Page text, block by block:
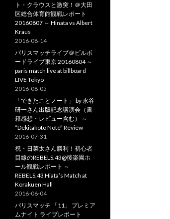
ト・クラウスと激突！＠大田
区総合体育館観戦レポート
20160807 ～ Hinata vs Albert
Kraus
2016-08-14
パリスマッチライブ＠ビルボ
ードライブ東京 20160804 ～
paris match live at billboard
LIVE Tokyo
2016-08-05
「できたことノート」 by 永谷
研一さん出版記念講演会（書
籍感想・レビュー含む） ～
“Dekitakoto Note” Review
2016-07-31
祝・日菜太さん勝利！初心者
目線のREBELS.43@後楽園ホ
ール観戦レポート ～
REBELS.43 Hiata’s Match at
Korakuen Hall
2016-06-04
パリスマッチ 「11」 プレミア
ムナイト ライブレポート